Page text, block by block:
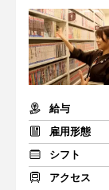
給与
雇用形態
シフト
アクセス